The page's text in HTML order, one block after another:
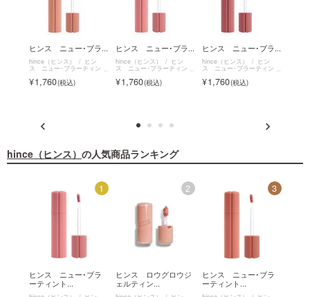
ヒンス ニュー･ブラ...
hince（ヒンス） ヒン
ス ニュー･ブラーティント
1,760
ヒンス ニュー･ブラ...
hince（ヒンス） ヒン
ス ニュー･ブラーティント
1,760
ヒンス ニュー･ブラ...
hince（ヒンス） ヒン
ス ニュー･ブラーティント
1,760
hince（ヒンス） の人気商品ランキング
1
ヒンス ニュー･ブラ
ーティント...
2
ヒンス ロウグロウジ
ェルティン...
3
ヒンス ニュー･ブラ
ーティント...